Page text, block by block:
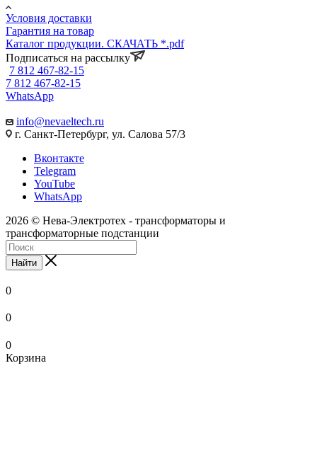
Условия доставки
Гарантия на товар
Каталог продукции. СКАЧАТЬ *.pdf
Подписаться на рассылку
7 812 467-82-15
7 812 467-82-15
WhatsApp
info@nevaeltech.ru
г. Санкт-Петербург, ул. Салова 57/3
Вконтакте
Telegram
YouTube
WhatsApp
2026 © Нева-Электротех - трансформаторы и
трансформаторные подстанции
Найти
0
0
0
Корзина